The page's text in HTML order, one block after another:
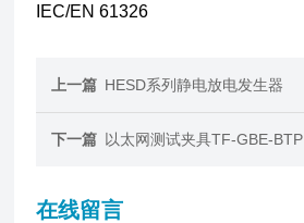
IEC/EN 61326
上一篇 HESD系列静电放电发生器
下一篇 以太网测试夹具TF-GBE-BTP
在线留言